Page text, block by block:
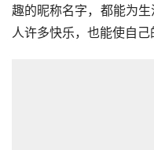
趣的昵称名字，都能为
人许多快乐，也能使自己